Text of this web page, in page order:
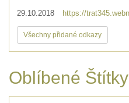
29.10.2018 https://
Všechny přidané odkazy
Oblíbené Štítky